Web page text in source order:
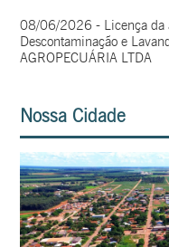
08/06/2026 - Licença da
Descontaminação e
AGROPECUÁRIA LTDA
Nossa Cidade